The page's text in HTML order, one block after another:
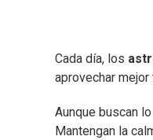
Cada día, los
aprovechar
Aunque buscan
Mantengan la